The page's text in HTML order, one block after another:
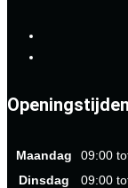
Openingstijden
Maandag
09:00
Dinsdag
09:00